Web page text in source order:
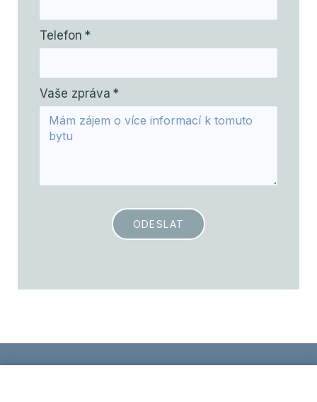
Telefon *
Vaše zpráva *
ODESLAT